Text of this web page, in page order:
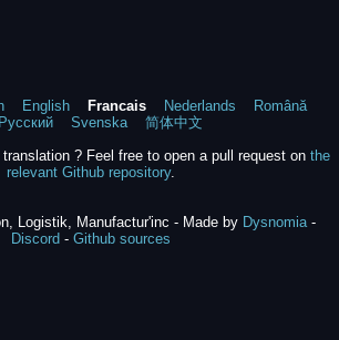
English Francais Nederlands
Română
Русский
Svenska
简体中文
? Feel free to open a pull request on the
relevant Github repository.
Logistik, Manufactur'inc - Made by Dysnomia-
Discord - Github sources